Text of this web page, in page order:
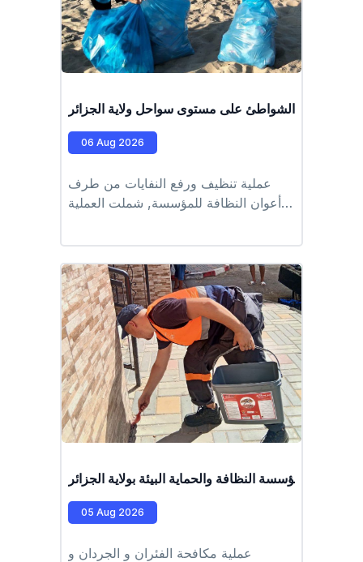
تنظيف الشواطئ على مستوى سواحل ولاية الجزائر
06 Aug 2026
عملية تنظيف ورفع النفايات من طرف
أعوان النظافة للمؤسسة, شملت العملية
كل من شاطىء القادوس، طرفاية، الرغاية
#EPIC_HUPE
عمال مؤسسة النظافة والحماية البيئة بولاية الجزائر
05 Aug 2026
عملية مكافحة الفئران و الجردان و